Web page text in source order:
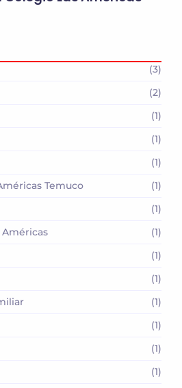
(3)
(2)
(1)
(1)
(1)
Temuco
(1)
(1)
Américas
(1)
(1)
(1)
(1)
(1)
(1)
(1)